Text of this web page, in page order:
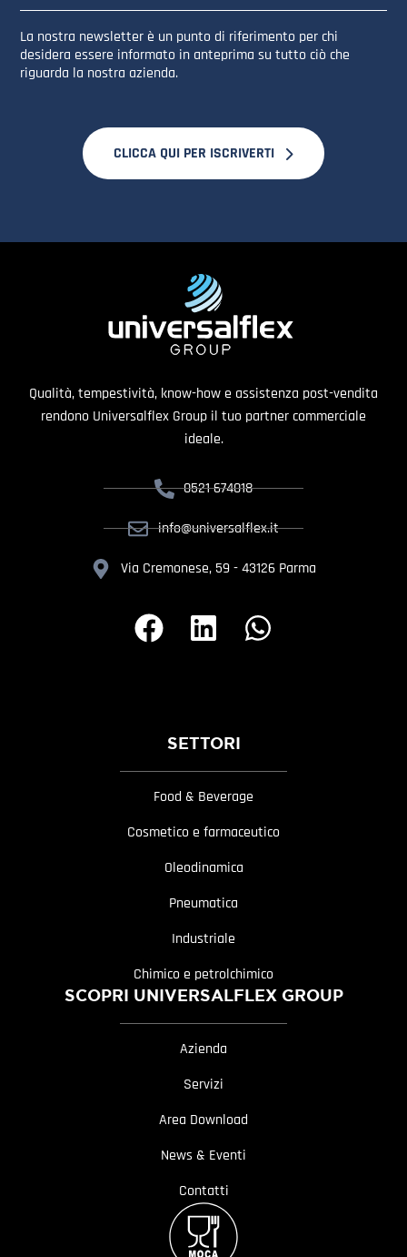
La nostra newsletter è un punto di riferimento per chi
desidera essere informato in anteprima su tutto ciò che
riguarda la nostra azienda.
CLICCA QUI PER ISCRIVERTI
Qualità, tempestività, know-how e assistenza post-vendita
rendono Universalflex Group il tuo partner commerciale
ideale.
0521 674018
info@universalflex.it
Via Cremonese, 59 - 43126 Parma
SETTORI
Food & Beverage
Cosmetico e farmaceutico
Oleodinamica
Pneumatica
Industriale
Chimico e petrolchimico
SCOPRI UNIVERSALFLEX GROUP
Azienda
Servizi
Area Download
News & Eventi
Contatti